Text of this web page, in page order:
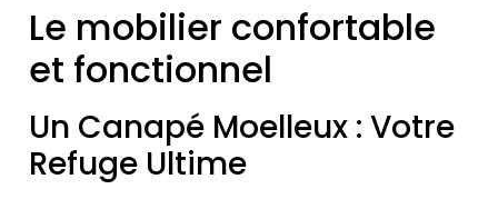
Le mobilier confortable
et fonctionnel
Un Canapé Moelleux : Votre
Refuge Ultime